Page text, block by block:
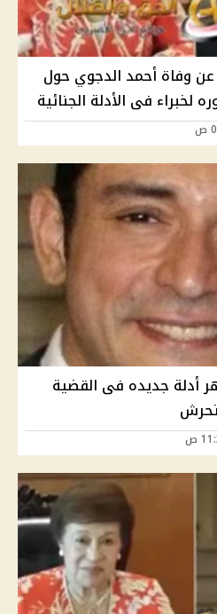
عن وفاة أحمد الدجوي حول
فى الأدلة الجنائية
أدلة جديده فى القضية